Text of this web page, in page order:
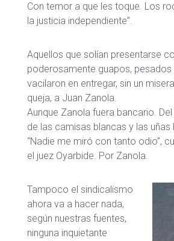
Con temor a que les toque. Los
la justicia independiente”.
Aquellos que solían presentarse
poderosamente guapos, pesados
vacilaron en entregar, sin un
queja, a Juan Zanola.
Aunque Zanola fuera bancario.
de las camisas blancas y las uñas
“Nadie me miró con tanto odio”,
el juez Oyarbide. Por Zanola.
Tampoco el sindicalismo
ahora va a hacer nada,
según nuestras fuentes,
ninguna inquietante